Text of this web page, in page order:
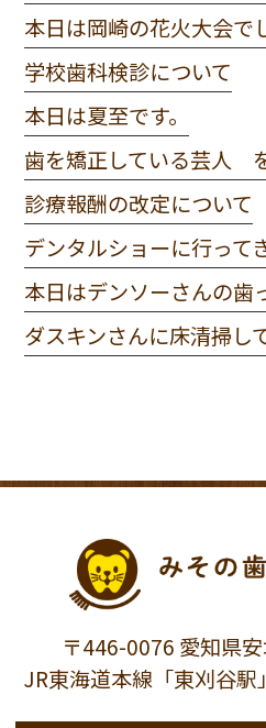
本日は岡崎の花火大会で
学校歯科検診について
本日は夏至です。
歯を矯正している芸人
診療報酬の改定について
デンタルショーに行って
ダスキンさんに床清掃し
〒446-0076 愛知県
JR東海道本線「東刈谷駅